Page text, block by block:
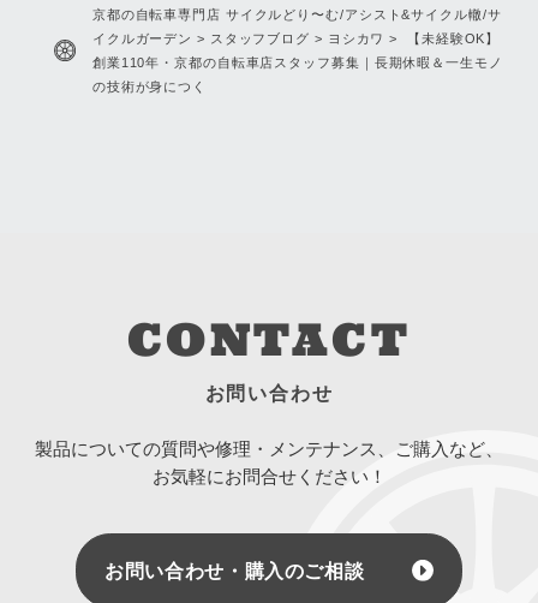
京都の自転車専門店 サイクルどり〜む/アシスト&サイクル轍/サ
イクルガーデン > スタッフブログ > ヨシカワ >
【未経験OK】
創業110年・京都の自転車店スタッフ募集｜長期休暇＆一生モノ
の技術が身につく
CONTACT
お問い合わせ
製品についての質問や修理・メンテナンス、ご購入など、
お気軽にお問合せください！
お問い合わせ・購入のご相談